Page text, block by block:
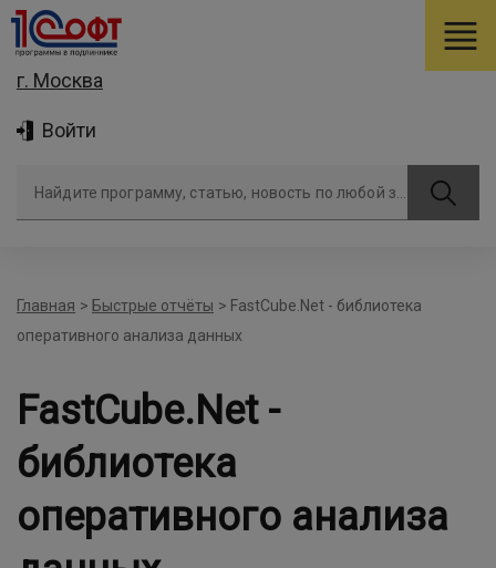
г. Москва
Войти
Главная > Быстрые отчёты > FastCube.Net - библиотека
оперативного анализа данных
FastCube.Net -
библиотека
оперативного анализа